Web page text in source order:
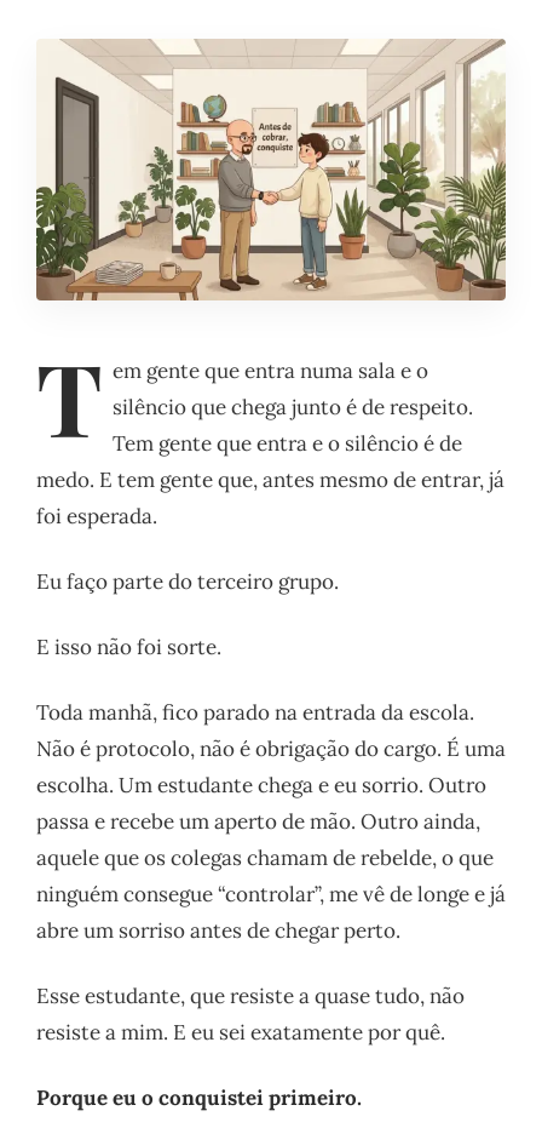
T em gente que entra numa sala e o
silêncio que chega junto é de respeito.
Tem gente que entra e o silêncio é de
medo. E tem gente que, antes mesmo de entrar, já
foi esperada.
Eu faço parte do terceiro grupo.
E isso não foi sorte.
Toda manhã, fico parado na entrada da escola.
Não é protocolo, não é obrigação do cargo. É uma
escolha. Um estudante chega e eu sorrio. Outro
passa e recebe um aperto de mão. Outro ainda,
aquele que os colegas chamam de rebelde, o que
ninguém consegue “controlar”, me vê de longe e já
abre um sorriso antes de chegar perto.
Esse estudante, que resiste a quase tudo, não
resiste a mim. E eu sei exatamente por quê.
Porque eu o conquistei primeiro.